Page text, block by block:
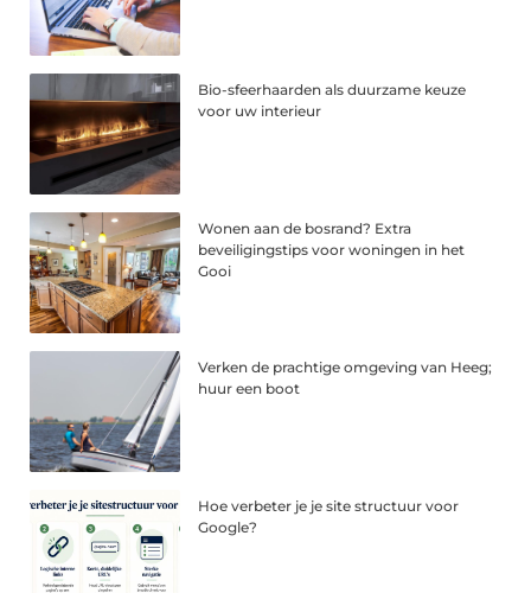
Bio-sfeerhaarden als duurzame keuze
voor uw interieur
Wonen aan de bosrand? Extra
beveiligingstips voor woningen in het
Gooi
Verken de prachtige omgeving van Heeg;
huur een boot
Hoe verbeter je je site structuur voor
Google?